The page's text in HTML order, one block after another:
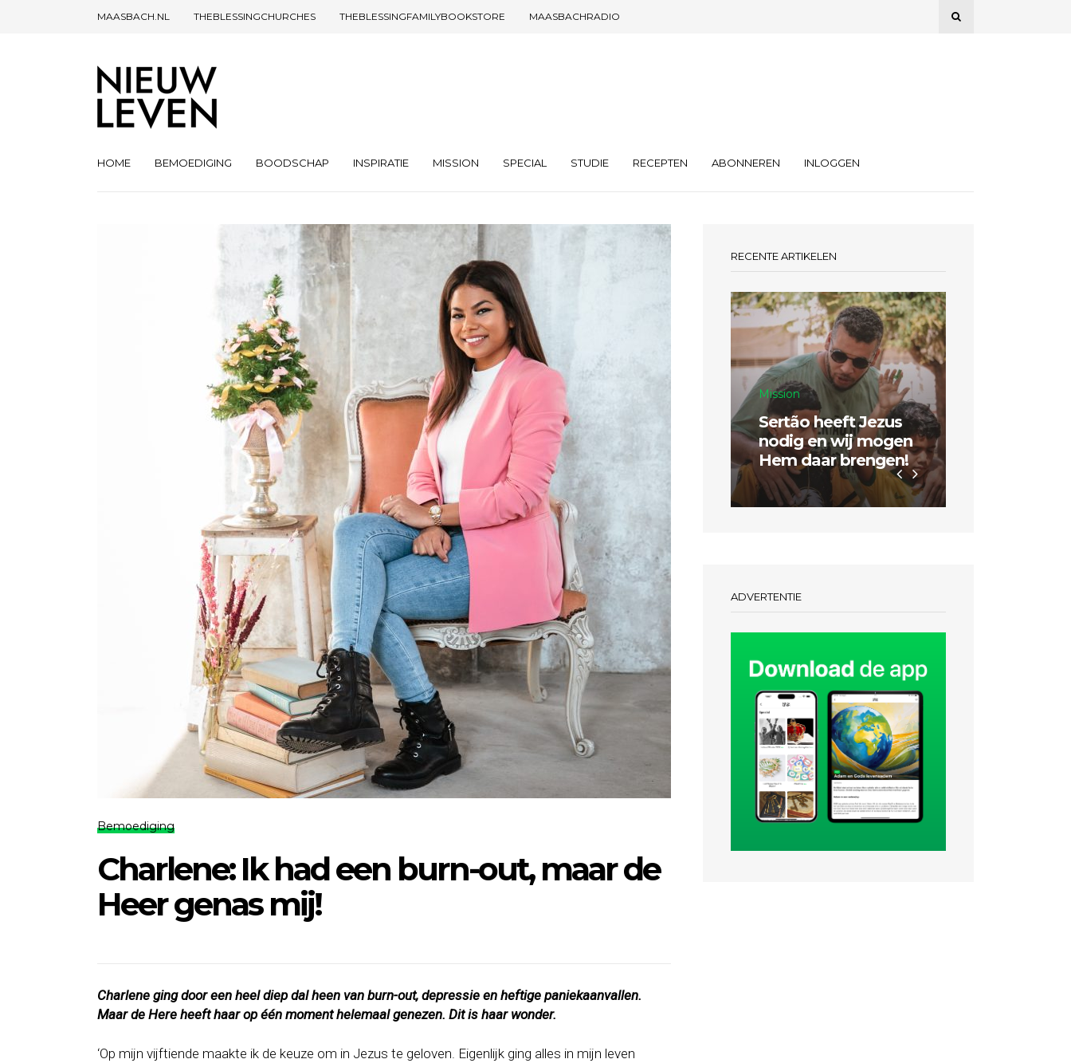
MAASBACH.NL THEBLESSINGCHURCHES THEBLESSINGFAMILYBOOKSTORE MAASBACHRADIO
HOME BEMOEDIGING BOODSCHAP INSPIRATIE MISSION SPECIAL STUDIE RECEPTEN ABONNEREN INLOGGEN
Bemoediging
Charlene: Ik had een burn-out, maar de
Heer genas mij!
Charlene ging door een heel diep dal heen van burn-out, depressie en heftige paniekaanvallen.
Maar de Here heeft haar op één moment helemaal genezen. Dit is haar wonder.
‘Op mijn vijftiende maakte ik de keuze om in Jezus te geloven. Eigenlijk ging alles in mijn leven
RECENTE ARTIKELEN
Mission
Sertão heeft Jezus
nodig en wij mogen
Hem daar brengen!
ADVERTENTIE